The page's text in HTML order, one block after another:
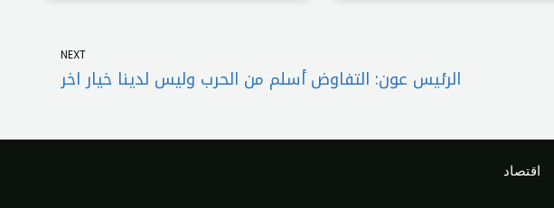
NEXT
الرئيس عون: التفاوض أسلم من الحرب وليس لدينا خيار اخر
اقتصاد